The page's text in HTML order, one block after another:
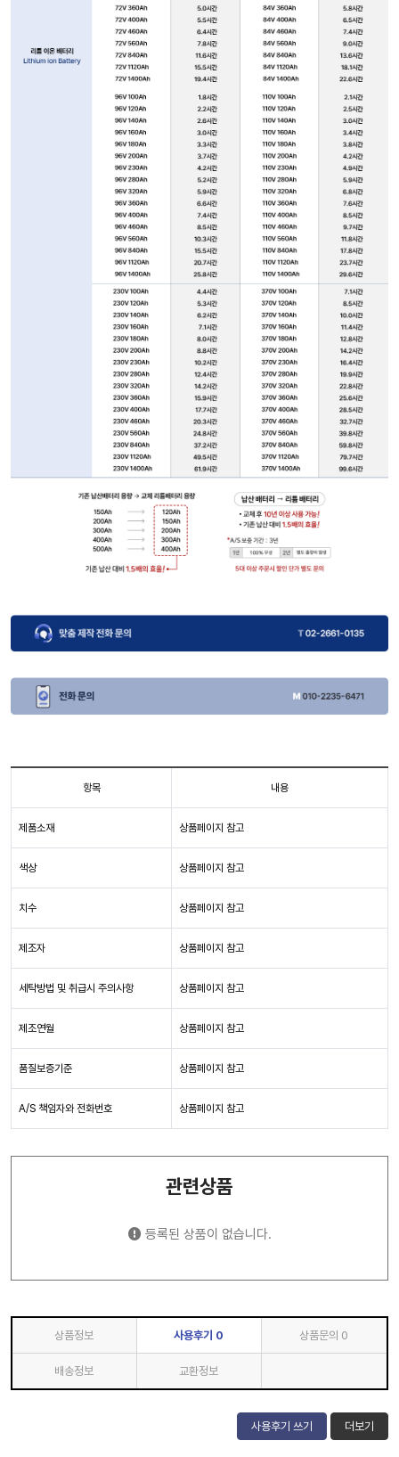
항목 내용
제품소재 상품페이지 참고
색상 상품페이지 참고
치수 상품페이지 참고
제조자 상품페이지 참고
세탁방법 및 취급시 주의사항 상품페이지 참고
제조연월 상품페이지 참고
품질보증기준 상품페이지 참고
A/S 책임자와 전화번호 상품페이지 참고
관련상품
등록된 상품이 없습니다.
상품정보 사용후기 0 상품문의 0
배송정보 교환정보
사용후기 쓰기 더보기